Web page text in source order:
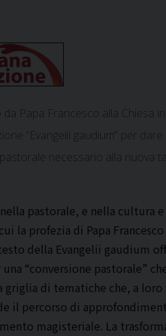
Papa Francesco alla Chiesa in
“Evangelii gaudium” per
necessario alla nuova
pastorale, e nella cultura
la profezia di Papa
della Evangelii gaudium
“conversione pastorale”
di tematiche che, a loro
il percorso di
magisteriale. La